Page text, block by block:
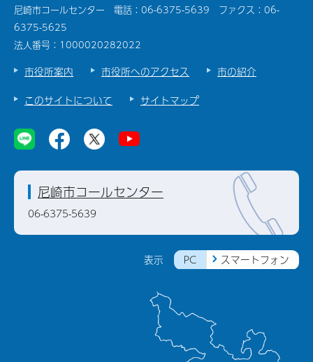
尼崎市コールセンター 電話：06-6375-5639 ファクス：06-
6375-5625
法人番号：1000020282022
市役所案内 市役所へのアクセス
市の紹介
このサイトについて
サイトマップ
表示 PC スマートフォン
尼崎市コールセンター
06-6375-5639